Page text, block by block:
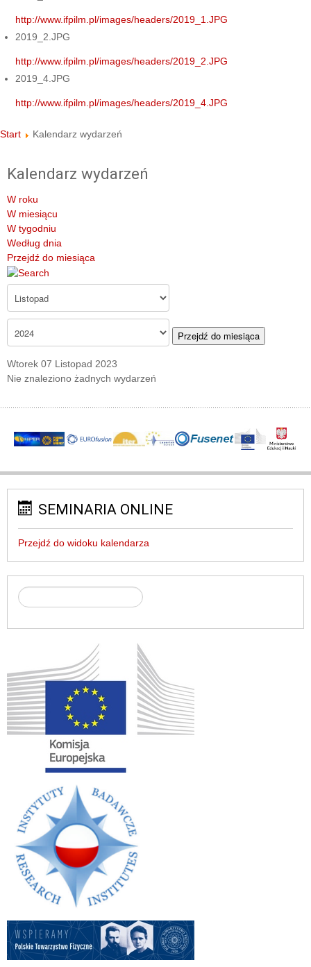
http://www.ifpilm.pl/images/headers/2019_1.JPG
2019_2.JPG
http://www.ifpilm.pl/images/headers/2019_2.JPG
2019_4.JPG
http://www.ifpilm.pl/images/headers/2019_4.JPG
Start Kalendarz wydarzeń
Kalendarz wydarzeń
W roku
W miesiącu
W tygodniu
Według dnia
Przejdź do miesiąca
Przejdź do miesiąca
Wtorek 07 Listopad 2023
Nie znaleziono żadnych wydarzeń
SEMINARIA ONLINE
Przejdź do widoku kalendarza